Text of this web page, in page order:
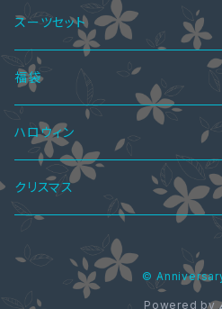
ペアシャツ
ペアシャツ＆ワンピ
ペアパーカ
ペアマフラー
ペアアクセサリー
マキシ丈ドレス
オールインワン・パンツドレス
ワンピーススーツ
パーティーバッグ
ブラウス
ドレスインナー
アクセサリー
ウエディングドレス
ハーフブーツ
ショートブーツ・ブーティー
ロングブーツ
ハーフブーツ
ショートブーツ・ブーティー
レインブーツ
パンプス
ニーハイブーツ
春ブーツ
サロペットスカート
トップス
カーディガン
Tシャツ
ニット・セーター
シャツ・ブラウス
ボトムス
レギンス
スカート
ジャケット
オールインワン
コート
オールインワン
手袋
スーツセット
4点セット
2点セット
ワンピーススーツ
3点セット
福袋
ハロウィン
ロリータ服
クリスマス
©
Powered by